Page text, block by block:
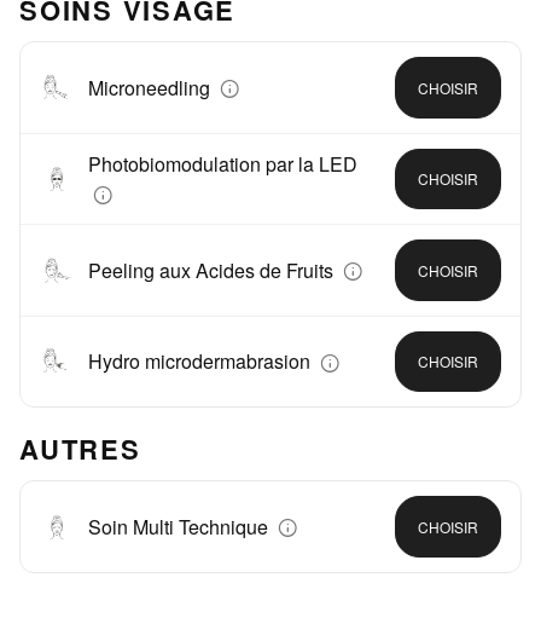
SOINS VISAGE
Microneedling CHOISIR
Photobiomodulation par la LED
CHOISIR
Peeling aux Acides de Fruits CHOISIR
Hydro microdermabrasion CHOISIR
AUTRES
Soin Multi Technique CHOISIR